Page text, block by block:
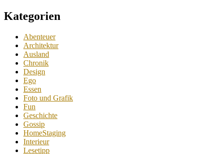
Betten
Kategorien
Abenteuer
Architektur
Ausland
Chronik
Design
Ego
Essen
Foto und Grafik
Fun
Geschichte
Gossip
HomeStaging
Interieur
Lesetipp